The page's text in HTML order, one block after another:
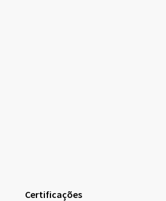
Certificações